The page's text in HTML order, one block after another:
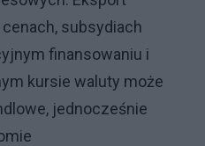
subsydiach
finansowaniu i
kursie waluty może
jednocześnie